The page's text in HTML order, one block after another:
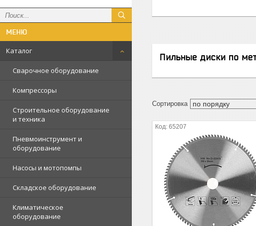
Каталог
Сварочное оборудование
Компрессоры
Строительное оборудование
и техника
Пневмоинструмент и
оборудование
Насосы и мотопомпы
Складское оборудование
Климатическое
оборудование
Пильные диски по
65207